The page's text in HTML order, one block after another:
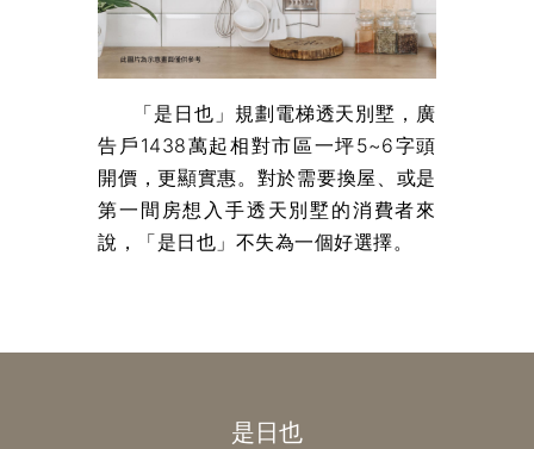
「是日也」規劃電梯透天別墅，廣
告戶1438萬起相對市區一坪5~6字頭
開價，更顯實惠。對於需要換屋、或是
第一間房想入手透天別墅的消費者來
說，「是日也」不失為一個好選擇。
是日也